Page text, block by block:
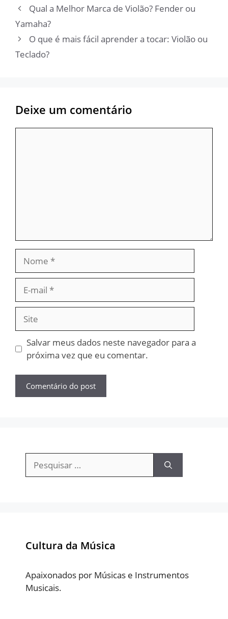
Qual a Melhor Marca de Violão? Fender ou
Yamaha?
O que é mais fácil aprender a tocar: Violão ou
Teclado?
Deixe um comentário
mail
Site
Salvar meus dados neste navegador para a
próxima vez que eu comentar.
Pesquisar
por:
Cultura da Música
Apaixonados por Músicas e Instrumentos
Musicais.